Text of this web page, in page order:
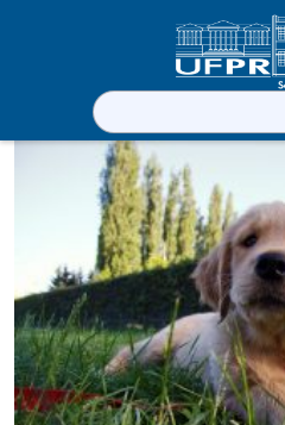
Pesquisar
por: